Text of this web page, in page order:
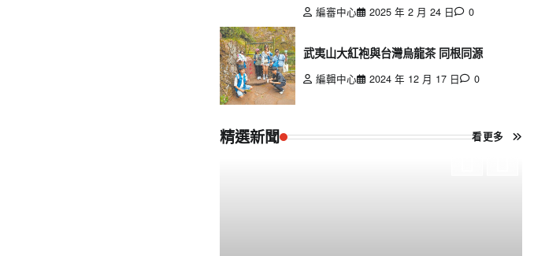
編審中心 2025 年 2 月 24 日 0
武夷山大紅袍與台灣烏龍茶 同根同源
編輯中心 2024 年 12 月 17 日 0
精選新聞 看更多